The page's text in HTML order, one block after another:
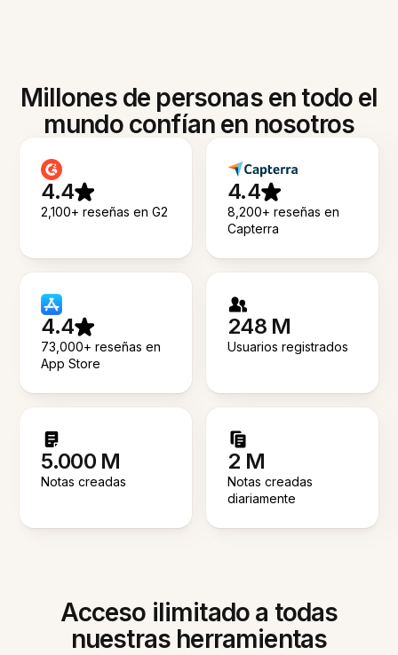
Millones de personas en todo el
mundo confían en nosotros
4.4
2,100+ reseñas en G2
4.4
8,200+ reseñas en
Capterra
4.4
73,000+ reseñas en
App Store
248 M
Usuarios registrados
5.000 M
Notas creadas
2 M
Notas creadas
diariamente
Acceso ilimitado a todas
nuestras herramientas